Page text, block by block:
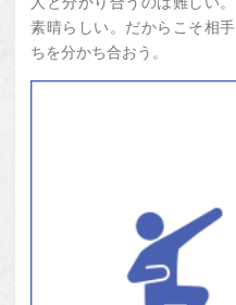
素晴らしい。だからこそ相
ちを分かち合おう。